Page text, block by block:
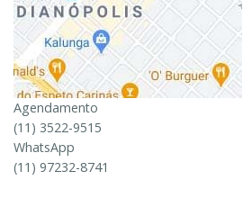
Agendamento
(11) 3522-9515
WhatsApp
(11) 97232-8741